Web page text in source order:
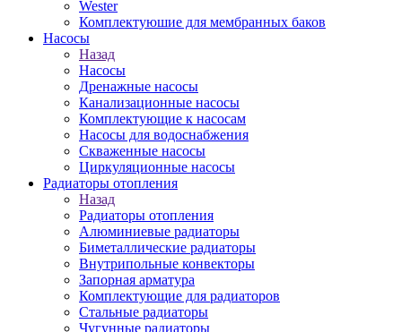
Wester
Комплектуюшие для мембранных баков
Насосы
Назад
Насосы
Дренажные насосы
Канализационные насосы
Комплектующие к насосам
Насосы для водоснабжения
Скваженные насосы
Циркуляционные насосы
Радиаторы отопления
Назад
Радиаторы отопления
Алюминиевые радиаторы
Биметаллические радиаторы
Внутрипольные конвекторы
Запорная арматура
Комплектующие для радиаторов
Стальные радиаторы
Чугунные радиаторы